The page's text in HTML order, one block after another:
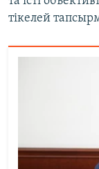
тікелей